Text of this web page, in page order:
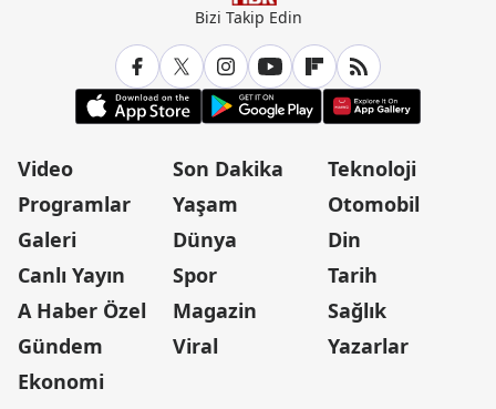
Bizi Takip Edin
Video
Programlar
Galeri
Canlı Yayın
A Haber Özel
Gündem
Ekonomi
Son Dakika
Yaşam
Dünya
Spor
Magazin
Viral
Teknoloji
Otomobil
Din
Tarih
Sağlık
Yazarlar